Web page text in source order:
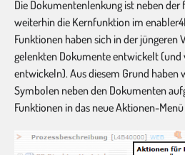
Die Dokumentenlenkung ist neben
weiterhin die Kernfunktion im
Funktionen haben sich in der jüngeren
gelenkten Dokumente entwickelt (und
entwickeln). Aus diesem Grund haben
Symbolen neben den Dokumenten
Funktionen in das neue Aktionen-